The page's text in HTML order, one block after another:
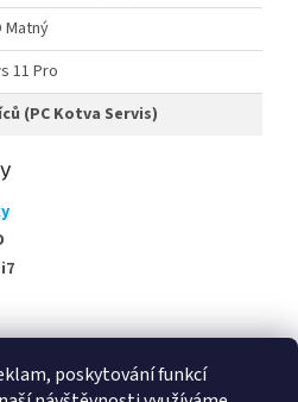
poskytování funkcí
Matný
11 Pro
(PC Kotva Servis)